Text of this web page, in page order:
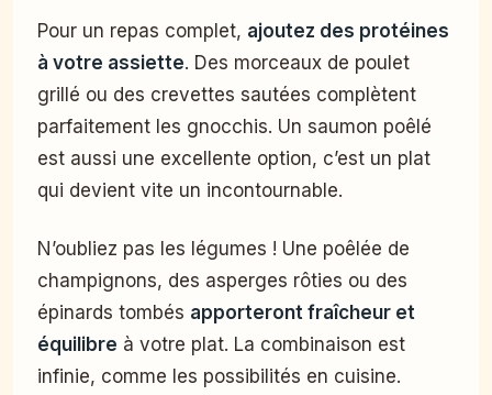
Pour un repas complet, ajoutez des protéines
à votre assiette. Des morceaux de poulet
grillé ou des crevettes sautées complètent
parfaitement les gnocchis. Un saumon poêlé
est aussi une excellente option, c’est un plat
qui devient vite un incontournable.
N’oubliez pas les légumes ! Une poêlée de
champignons, des asperges rôties ou des
épinards tombés apporteront fraîcheur et
équilibre à votre plat. La combinaison est
infinie, comme les possibilités en cuisine.